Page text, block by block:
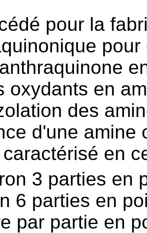
pour la
oxydants en
des
d'une amine
caractérisé en
3 parties en
6 parties en
par partie en